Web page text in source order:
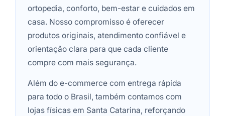
ortopedia, conforto, bem-estar e cuidados em
casa. Nosso compromisso é oferecer
produtos originais, atendimento confiável e
orientação clara para que cada cliente
compre com mais segurança.
Além do e-commerce com entrega rápida
para todo o Brasil, também contamos com
lojas físicas em Santa Catarina, reforçando